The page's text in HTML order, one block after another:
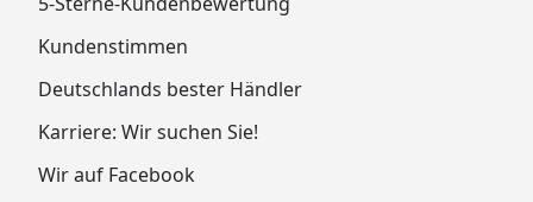
Kundenstimmen
Deutschlands bester Händler
Karriere: Wir suchen Sie!
Wir auf Facebook